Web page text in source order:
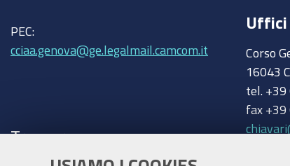
PEC:
cciaa.genova@ge.legalmail.camcom.it
Trasparenza
Uffici
Corso
16043
tel. +39
fax +39